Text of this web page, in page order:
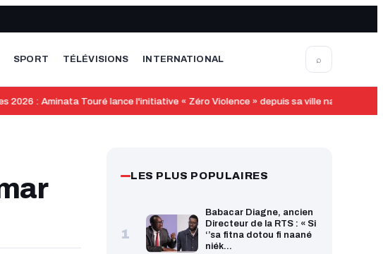
SPORT TÉLÉVISIONS INTERNATIONAL ⌕
: Aminata Touré lance l'initiative « Zéro Violence » depuis sa ville natale
LES PLUS POPULAIRES
1
Babacar Diagne, ancien
Directeur de la RTS : « Si
‘’sa fitna dotou fi naané
niék...